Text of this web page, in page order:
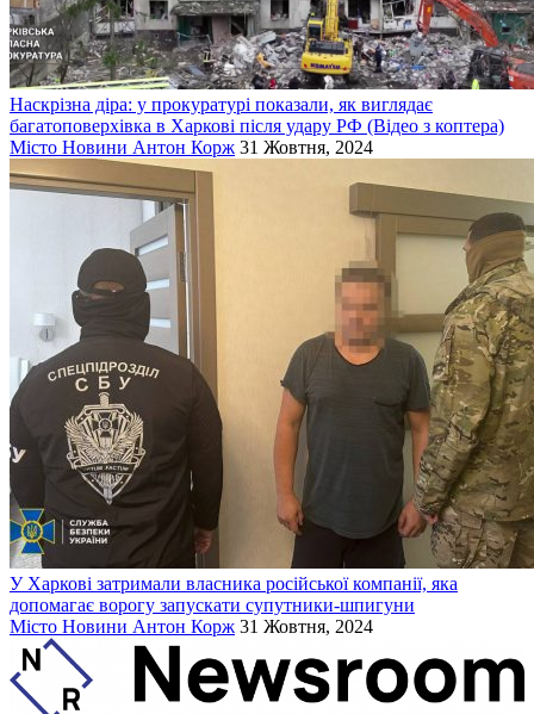
Наскрізна діра: у прокуратурі показали, як виглядає
багатоповерхівка в Харкові після удару РФ (Відео з коптера)
Місто Новини Антон Корж 31 Жовтня, 2024
У Харкові затримали власника російської компанії, яка
допомагає ворогу запускати супутники-шпигуни
Місто Новини Антон Корж 31 Жовтня, 2024